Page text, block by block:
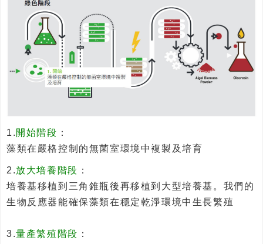
1. 開始階段 ：
藻類在嚴格控制的無菌室環境中複製及培育
2.放大培養階段 ：
培養基移植到三角錐瓶後再移植到大型培養基。我們的
生物反應器能確保藻類在穩定乾淨環境中生長繁殖
3.量產繁殖階段 ：